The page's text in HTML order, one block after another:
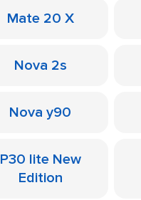
Mate 20 X
Nova 2s
Nova y90
P30 lite New
Edition